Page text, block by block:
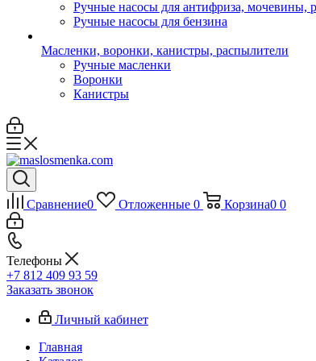
Ручные насосы для антифриза, мочевины,
Ручные насосы для бензина
Масленки, воронки, канистры, распылители
Ручные масленки
Воронки
Канистры
Сравнение0 Отложенные 0 Корзина0 0
Телефоны
+7 812 409 93 59
Заказать звонок
Личный кабинет
Главная